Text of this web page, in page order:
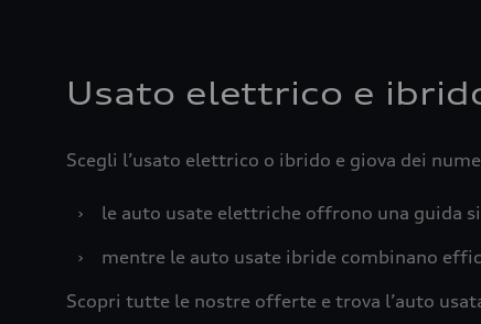
Usato elettrico e
Scegli l’usato elettrico o ibrido e giova dei
›
le auto usate elettriche offrono una guida
›
mentre le auto usate ibride combinano
Scopri tutte le nostre offerte e trova l’auto